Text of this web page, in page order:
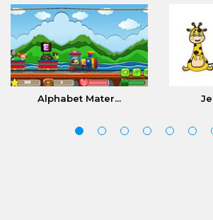
Alphabet Mater...